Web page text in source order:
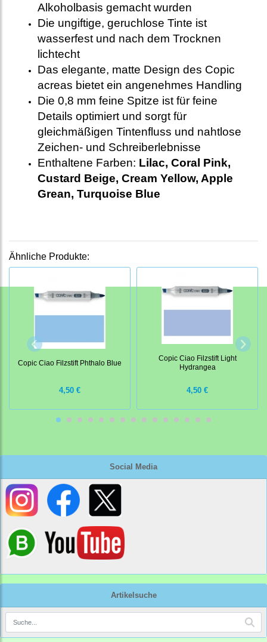
Social Media
Artikelsuche
Alkoholbasis gemacht wurden
Die ungiftige, geruchlose Tinte ist
wasserfest und nach dem Trocknen
lichtecht
Das elegante, matte Design des Copic
acreas bietet ein angenehmes Handling
Die 0,8 mm feine Spitze ist für feine
Details optimiert und sorgt für
gleichmäßigen Tintenfluss und nahtlose
Zeichen- und Schreiberlebnisse
Enthaltene Farben: Lilac, Coral Pink,
Custard Beige, Cream Yellow, Apple
Grean, Turquoise Blue
Ähnliche Produkte:
Copic Ciao Filzstift Phthalo Blue
4,50 €
Copic Ciao Filzstift Light
Hydrangea
4,50 €